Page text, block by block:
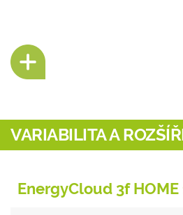
VARIABILITA A
EnergyCloud 3f HOME